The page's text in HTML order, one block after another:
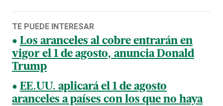
TE PUEDE INTERESAR
Los aranceles al cobre entrarán en
vigor el 1 de agosto, anuncia Donald
Trump
EE.UU. aplicará el 1 de agosto
aranceles a países con los que no haya